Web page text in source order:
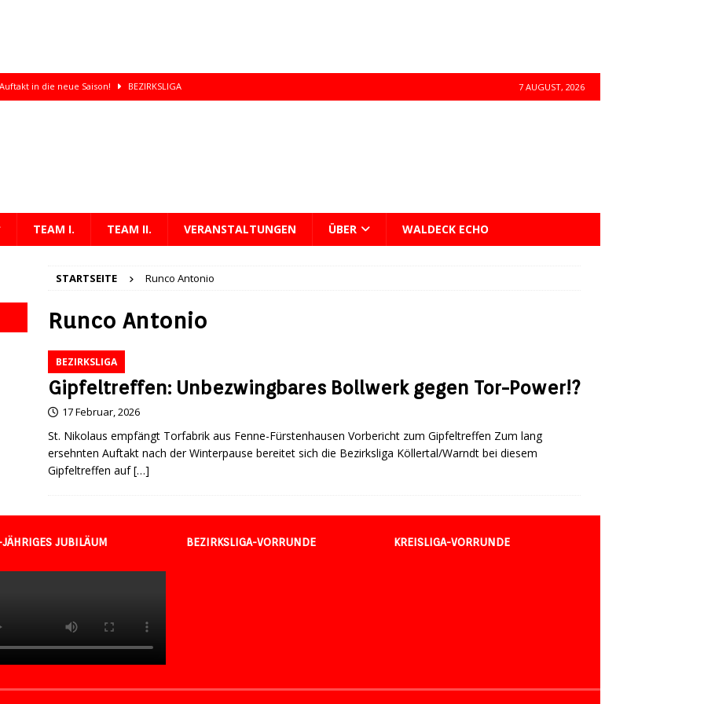
in die neue Saison! BEZIRKSLIGA
Duell gegen St. Arnual
7 AUGUST, 2026
TEAM I. TEAM II. VERANSTALTUNGEN ÜBER WALDECK ECHO
STARTSEITE Runco Antonio
Runco Antonio
BEZIRKSLIGA
Gipfeltreffen: Unbezwingbares Bollwerk gegen Tor-Power!?
17 Februar, 2026
St. Nikolaus empfängt Torfabrik aus Fenne-Fürstenhausen Vorbericht zum Gipfeltreffen Zum lang
ersehnten Auftakt nach der Winterpause bereitet sich die Bezirksliga Köllertal/Warndt bei diesem
Gipfeltreffen auf[…]
JUBILÄUM BEZIRKSLIGA-VORRUNDE KREISLIGA-VORRUNDE